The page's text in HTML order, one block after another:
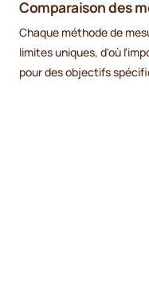
Comparaison des
Chaque méthode de
limites uniques, d'où
pour des objectifs